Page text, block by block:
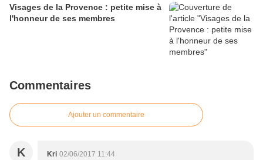
Visages de la Provence : petite mise à
l'honneur de ses membres
Commentaires
Ajouter un commentaire
K Kri 02/06/2017 11:44